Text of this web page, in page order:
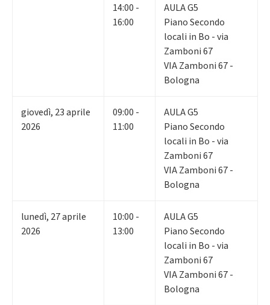
14:00 -
16:00
AULA G5
Piano Secondo
locali in Bo - via
Zamboni 67
VIA Zamboni 67 -
Bologna
giovedì, 23aprile
2026
09:00 -
11:00
AULA G5
Piano Secondo
locali in Bo - via
Zamboni 67
VIA Zamboni 67 -
Bologna
lunedì, 27aprile
2026
10:00 -
13:00
AULA G5
Piano Secondo
locali in Bo - via
Zamboni 67
VIA Zamboni 67 -
Bologna